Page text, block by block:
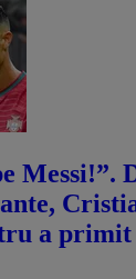
Messi!”.
a primit